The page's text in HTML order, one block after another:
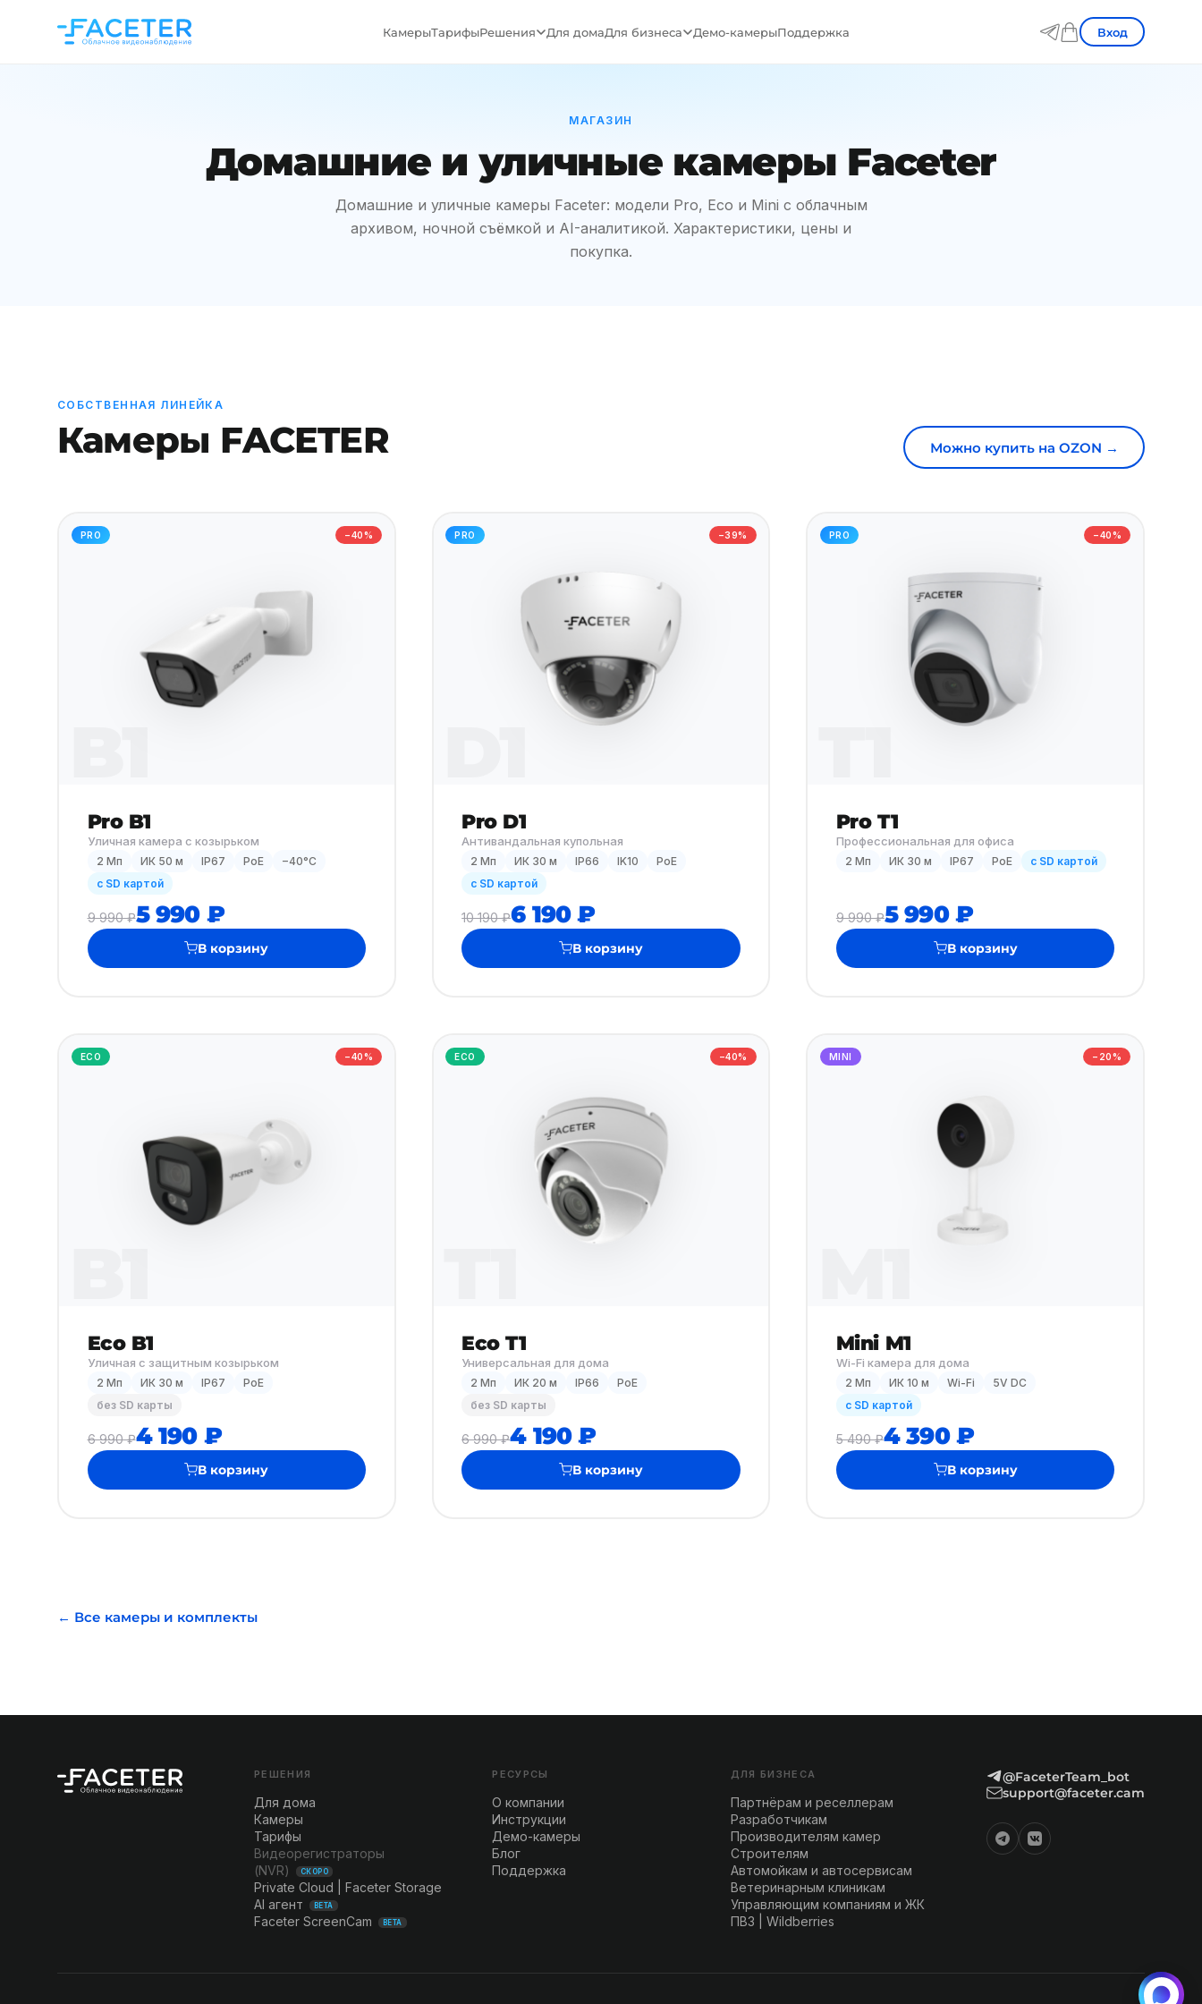
КамерыТарифыРешения Для домаДля бизнеса Демо-камерыПоддержка Вход
МАГАЗИН
Домашние и уличные камеры Faceter
Домашние и уличные камеры Faceter: модели Pro, Eco и Mini с облачным
архивом, ночной съёмкой и AI-аналитикой. Характеристики, цены и
покупка.
СОБСТВЕННАЯ ЛИНЕЙКА
Камеры FACETER Можно купить на OZON →
PRO −40%
Pro B1
Уличная камера с козырьком
2 Мп ИК 50 м IP67 PoE
−40°C
с SD картой
9 990 ₽5 990 ₽
В корзину
PRO −39%
Pro D1
Антивандальная купольная
2 Мп ИК 30 м IP66 IK10
PoE
с SD картой
10 190 ₽6 190 ₽
В корзину
PRO −40%
Pro T1
Профессиональная для офиса
2 Мп ИК 30 м IP67 PoE с SD картой
9 990 ₽5 990 ₽
В корзину
ECO −40%
Eco B1
Уличная с защитным козырьком
2 Мп ИК 30 м IP67
PoE
без SD карты
6 990 ₽4 190 ₽
В корзину
ECO −40%
Eco T1
Универсальная для дома
2 Мп ИК 20 м IP66
PoE
без SD карты
6 990 ₽4 190 ₽
В корзину
MINI −20%
Mini M1
Wi-Fi камера для дома
2 Мп ИК 10 м Wi-Fi
5V DC
с SD картой
5 490 ₽4 390 ₽
В корзину
← Все камеры и комплекты
РЕШЕНИЯ
Для дома
Камеры
Тарифы
Видеорегистраторы
(NVR)
СКОРО
Private Cloud | Faceter Storage
AI агент
BETA
Faceter ScreenCam BETA
РЕСУРСЫ
О компании
Инструкции
Демо-камеры
Блог
Поддержка
ДЛЯ БИЗНЕСА
Партнёрам и реселлерам
Разработчикам
Производителям камер
Строителям
Автомойкам и автосервисам
Ветеринарным клиникам
Управляющим компаниям и ЖК
ПВЗ | Wildberries
@FaceterTeam_bot
support@faceter.cam